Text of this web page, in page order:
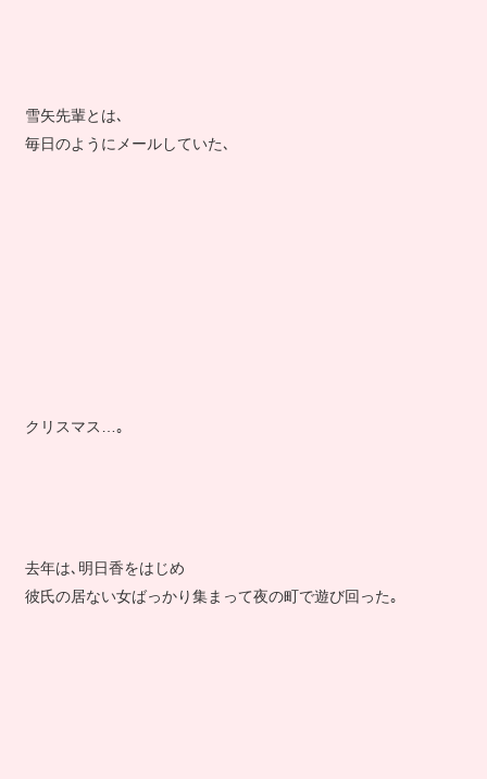
雪矢先輩とは､
毎日のようにメールしていた､
クリスマス…｡
去年は､明日香をはじめ
彼氏の居ない女ばっかり集まって夜の町で遊び回った｡